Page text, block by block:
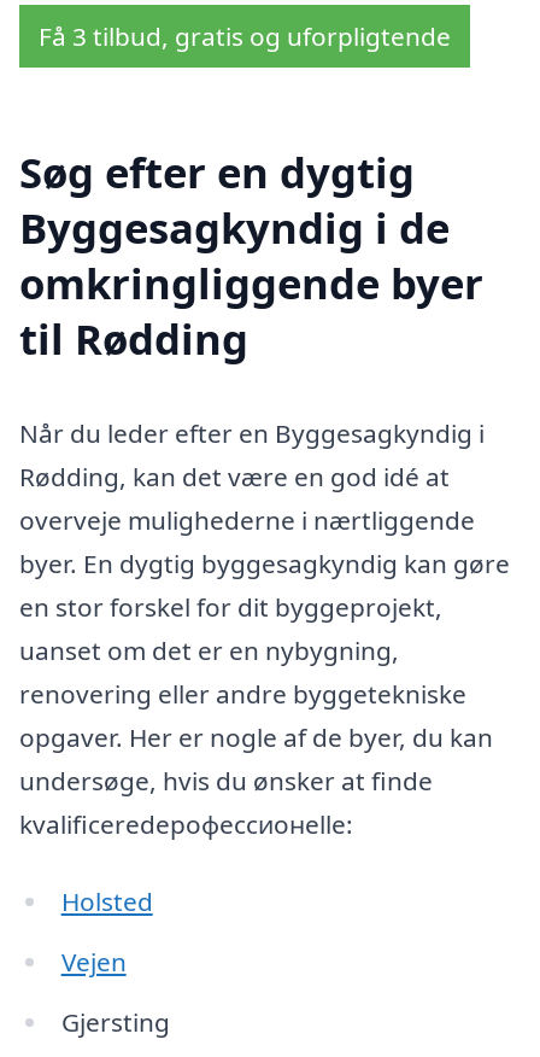
Få 3 tilbud, gratis og uforpligtende
Søg efter en dygtig
Byggesagkyndig i de
omkringliggende byer
til Rødding
Når du leder efter en Byggesagkyndig i
Rødding, kan det være en god idé at
overveje mulighederne i nærtliggende
byer. En dygtig byggesagkyndig kan gøre
en stor forskel for dit byggeprojekt,
uanset om det er en nybygning,
renovering eller andre byggetekniske
opgaver. Her er nogle af de byer, du kan
undersøge, hvis du ønsker at finde
kvalificeredeрофессионelle:
Holsted
Vejen
Gjersting